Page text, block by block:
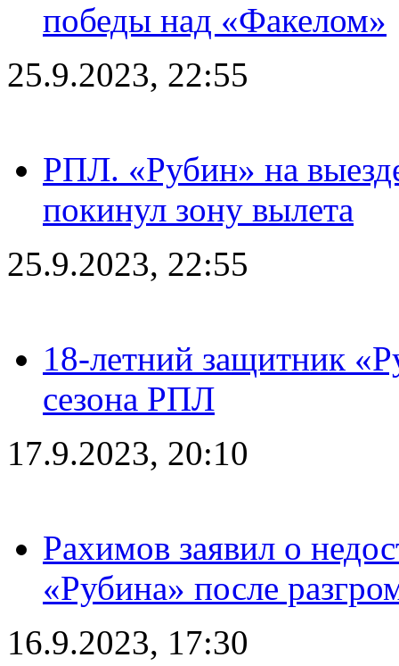
победы над «Факелом»
25.9.2023, 22:55
РПЛ. «Рубин» на
покинул зону вылета
25.9.2023, 22:55
18-летний защитник
сезона РПЛ
17.9.2023, 20:10
Рахимов заявил о
«Рубина» после
16.9.2023, 17:30